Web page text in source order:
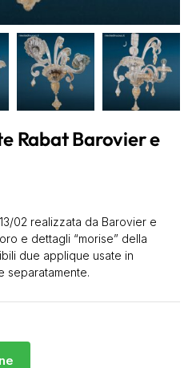
Rabat Barovier e
02 realizzata da Barovier e
e dettagli “morise” della
due applique usate in
separatamente.